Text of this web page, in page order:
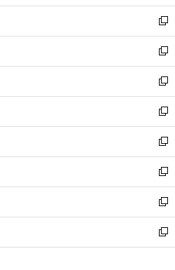
ン
ド
ウ
で
開
く
ウ
ィ
ン
ド
ウ
で
開
く
し
い
ウ
ィ
ン
ド
ウ
で
開
く
新
し
い
ウ
ィ
ン
ド
ウ
で
開
く
新
し
い
ウ
ィ
ン
ド
ウ
で
開
く
新
し
い
ウ
ィ
ン
ド
ウ
で
開
く
新
し
い
ウ
ィ
ン
ド
ウ
で
開
新
し
い
ウ
ィ
ン
ド
ウ
新
し
い
ウ
ィ
ン
新
し
い
ウ
新
し